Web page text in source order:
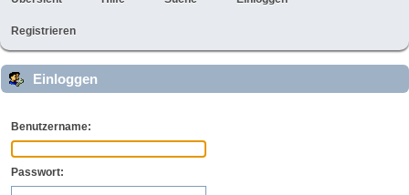
Registrieren
Einloggen
Benutzername:
Passwort: